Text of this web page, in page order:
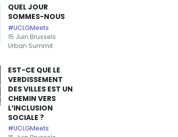
QUEL JOUR
SOMMES-NOUS
#UCLGMeets
15 Juin Brussels
Urban Summit
EST-CE QUE LE
VERDISSEMENT
DES VILLES EST UN
CHEMIN VERS
L’INCLUSION
SOCIALE ?
#UCLGMeets